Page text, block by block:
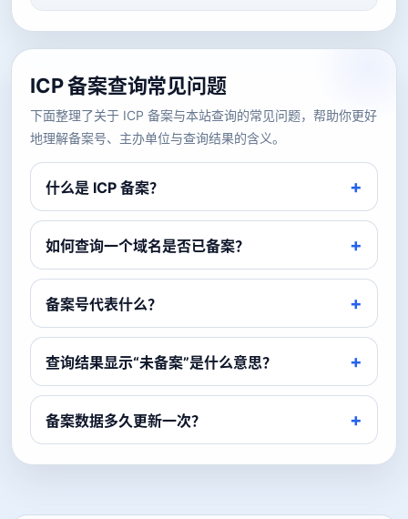
ICP 备案查询常见问题
下面整理了关于 ICP 备案与本站查询的常见问题，帮助你更好
地理解备案号、主办单位与查询结果的含义。
什么是 ICP 备案？
如何查询一个域名是否已备案？
备案号代表什么？
查询结果显示“未备案”是什么意思？
备案数据多久更新一次？